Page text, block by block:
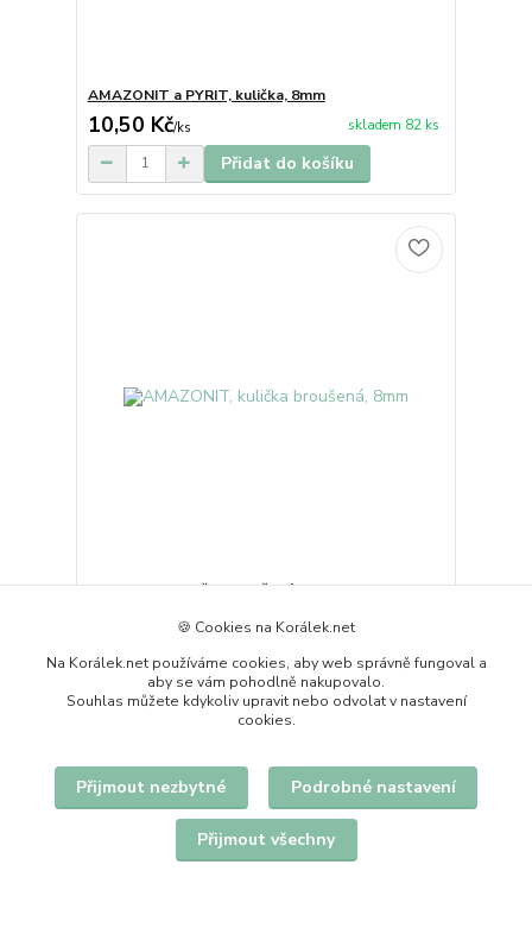
AMAZONIT a PYRIT, kulička, 8mm
10,50 Kč/ks skladem 82 ks
Přidat do košíku
AMAZONIT, kulička broušená, 8mm
skladem 16 ks
Přidat do košíku
🍪 Cookies na Korálek.net
Na Korálek.net používáme cookies, aby web správně fungoval a
aby se vám pohodlně nakupovalo.
Souhlas můžete kdykoliv upravit nebo odvolat v nastavení
cookies.
Přijmout nezbytné Podrobné nastavení
Přijmout všechny